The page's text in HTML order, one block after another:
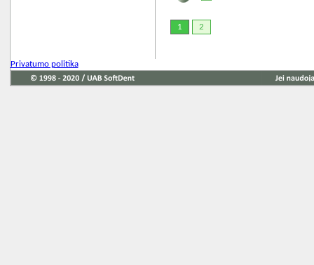
1 2
Privatumo politika